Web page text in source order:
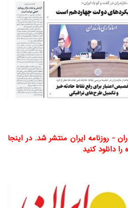
- روزنامه ایران منتشر شد. در اینجا